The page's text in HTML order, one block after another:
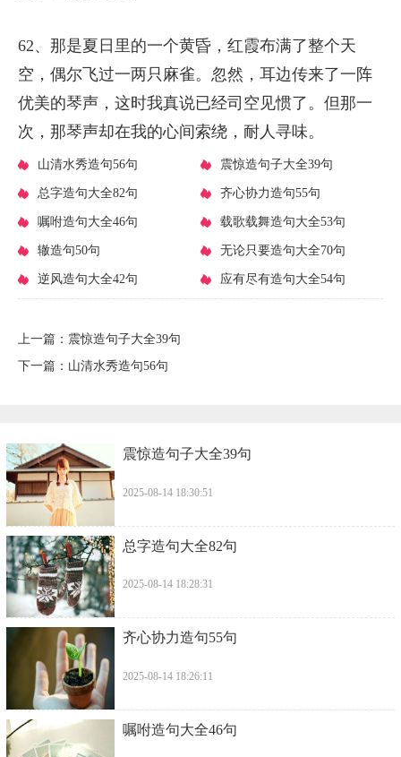
62、那是夏日里的一个黄昏，红霞布满了整个天
空，偶尔飞过一两只麻雀。忽然，耳边传来了一阵
优美的琴声，这时我真说已经司空见惯了。但那一
次，那琴声却在我的心间索绕，耐人寻味。
​山清水秀造句56句 ​震惊造句子大全39句
​总字造句大全82句 ​齐心协力造句55句
​嘱咐造句大全46句 ​载歌载舞造句大全53句
​辙造句50句 ​无论只要造句大全70句
​逆风造句大全42句 ​应有尽有造句大全54句
上一篇： ​震惊造句子大全39句
下一篇： ​山清水秀造句56句
​震惊造句子大全39句
2025-08-14 18:30:51
​总字造句大全82句
2025-08-14 18:28:31
​齐心协力造句55句
2025-08-14 18:26:11
​嘱咐造句大全46句